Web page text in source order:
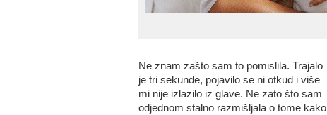
Ne znam zašto sam to pomislila. Trajalo
je tri sekunde, pojavilo se ni otkud i više
mi nije izlazilo iz glave. Ne zato što sam
odjednom stalno razmišljala o tome kako